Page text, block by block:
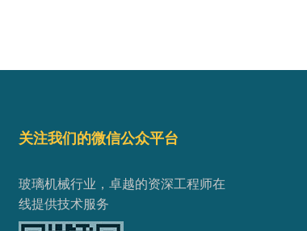
关注我们的微信公众平台
玻璃机械行业，卓越的资深工程师在
线提供技术服务